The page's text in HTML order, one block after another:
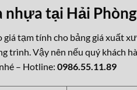
nhựa tại Hải Phòng
giá tạm tính cho bảng giá xuất
trình. Vậy nên nếu quý khách
– Hotline: 0986.55.11.89